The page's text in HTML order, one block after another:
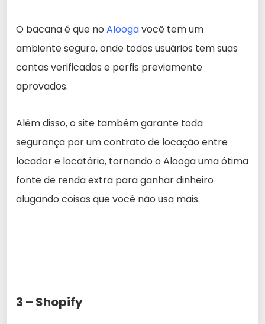
O bacana é que no Aloogavocê tem um
ambiente seguro, onde todos usuários tem suas
contas verificadas e perfis previamente
aprovados.
Além disso, o site também garante toda
segurança por um contrato de locação entre
locador e locatário, tornando o Alooga uma ótima
fonte de renda extra para ganhar dinheiro
alugando coisas que você não usa mais.
3 – Shopify